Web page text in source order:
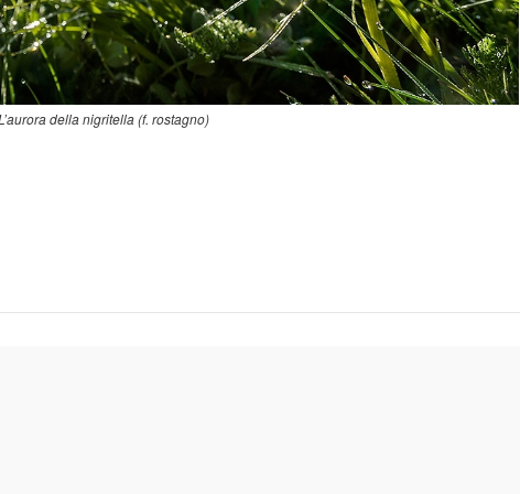
della nigritella (f. rostagno)